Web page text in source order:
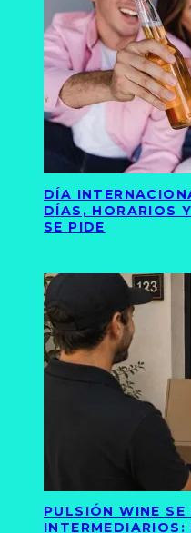
DÍA
DÍAS, HORARIOS
SE PIDE
PULSIÓN WINE